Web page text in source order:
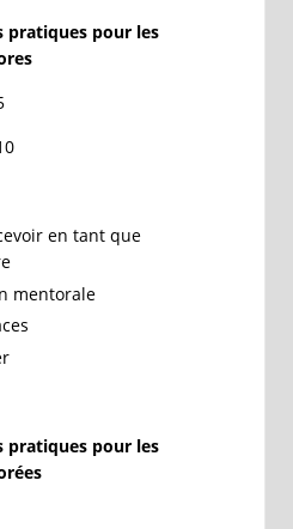
pratiques pour les
en tant que
mentorale
pratiques pour les